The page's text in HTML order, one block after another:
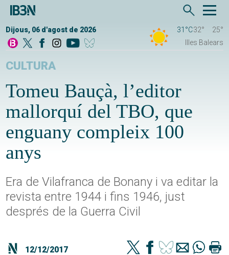
Dijous, 06 d'agost de 2026 31°C32°
25°
Illes Balears
CULTURA
Tomeu Bauçà, l’editor
mallorquí del TBO, que
enguany compleix 100
anys
Era de Vilafranca de Bonany i va editar la
revista entre 1944 i fins 1946, just
després de la Guerra Civil
12/12/2017